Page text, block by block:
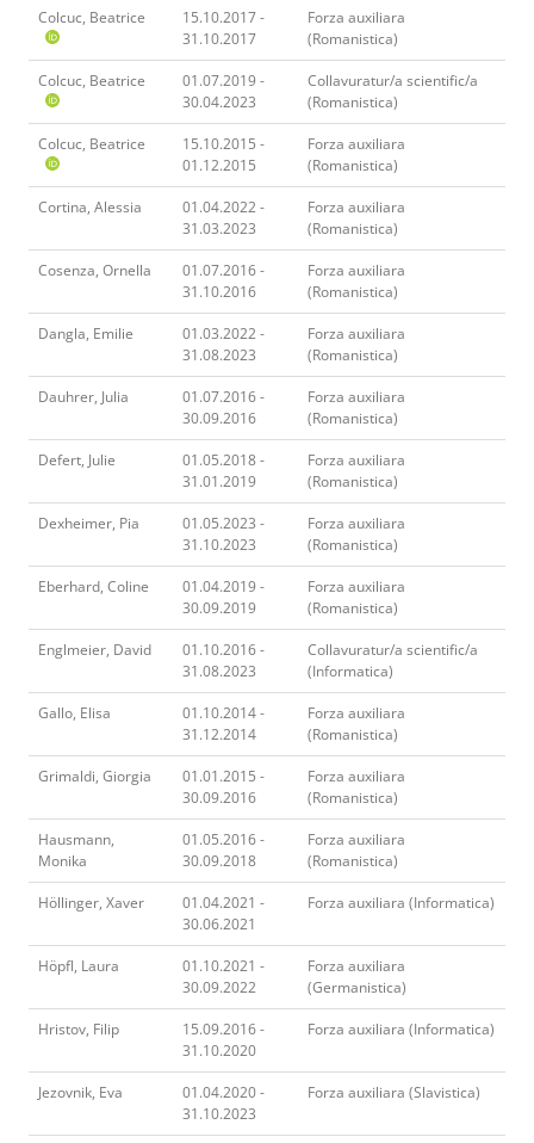
Colcuc, Beatrice
15.10.2017 -
31.10.2017
Forza auxiliara
(Romanistica)
Colcuc, Beatrice
01.07.2019 -
30.04.2023
Collavuratur/a scientific/a
(Romanistica)
Colcuc, Beatrice
15.10.2015 -
01.12.2015
Forza auxiliara
(Romanistica)
Cortina, Alessia
01.04.2022 -
31.03.2023
Forza auxiliara
(Romanistica)
Cosenza, Ornella
01.07.2016 -
31.10.2016
Forza auxiliara
(Romanistica)
Dangla, Emilie
01.03.2022 -
31.08.2023
Forza auxiliara
(Romanistica)
Dauhrer, Julia
01.07.2016 -
30.09.2016
Forza auxiliara
(Romanistica)
Defert, Julie
01.05.2018 -
31.01.2019
Forza auxiliara
(Romanistica)
Dexheimer, Pia
01.05.2023 -
31.10.2023
Forza auxiliara
(Romanistica)
Eberhard, Coline
01.04.2019 -
30.09.2019
Forza auxiliara
(Romanistica)
Englmeier, David
01.10.2016 -
31.08.2023
Collavuratur/a scientific/a
(Informatica)
Gallo, Elisa
01.10.2014 -
31.12.2014
Forza auxiliara
(Romanistica)
Grimaldi, Giorgia
01.01.2015 -
30.09.2016
Forza auxiliara
(Romanistica)
Hausmann,
Monika
01.05.2016 -
30.09.2018
Forza auxiliara
(Romanistica)
Höllinger, Xaver
01.04.2021 -
30.06.2021
Forza auxiliara (Informatica)
Höpfl, Laura
01.10.2021 -
30.09.2022
Forza auxiliara
(Germanistica)
Hristov, Filip
15.09.2016 -
31.10.2020
Forza auxiliara (Informatica)
Jezovnik, Eva
01.04.2020 -
31.10.2023
Forza auxiliara (Slavistica)